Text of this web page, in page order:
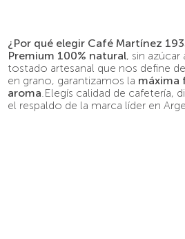
¿Por qué elegir Café Martínez
Premium 100% natural, sin
tostado artesanal que nos define
en grano, garantizamos la máxima
aroma.Elegís calidad de cafetería,
el respaldo de la marca líder en